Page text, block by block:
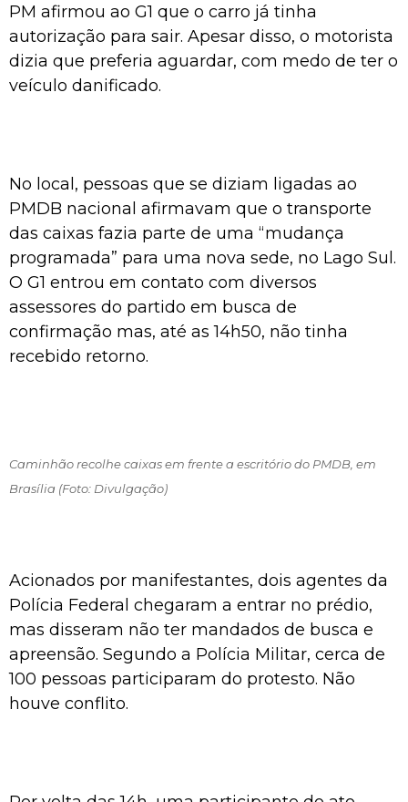
PM afirmou ao G1 que o carro já tinha
autorização para sair. Apesar disso, o motorista
dizia que preferia aguardar, com medo de ter o
veículo danificado.
No local, pessoas que se diziam ligadas ao
PMDB nacional afirmavam que o transporte
das caixas fazia parte de uma “mudança
programada” para uma nova sede, no Lago Sul.
O G1 entrou em contato com diversos
assessores do partido em busca de
confirmação mas, até as 14h50, não tinha
recebido retorno.
Caminhão recolhe caixas em frente a escritório do PMDB, em
Brasília (Foto: Divulgação)
Acionados por manifestantes, dois agentes da
Polícia Federal chegaram a entrar no prédio,
mas disseram não ter mandados de busca e
apreensão. Segundo a Polícia Militar, cerca de
100 pessoas participaram do protesto. Não
houve conflito.